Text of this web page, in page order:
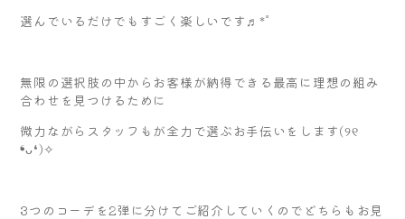
選んでいるだけでもすごく楽しいです♬*゜
無限の選択肢の中からお客様が納得できる最高に理想の組み
合わせを見つけるために
微力ながらスタッフもが全力で選ぶお手伝いをします(୨୧
❛ᴗ❛)✧
3つのコーデを2弾に分けてご紹介していくのでどちらもお見